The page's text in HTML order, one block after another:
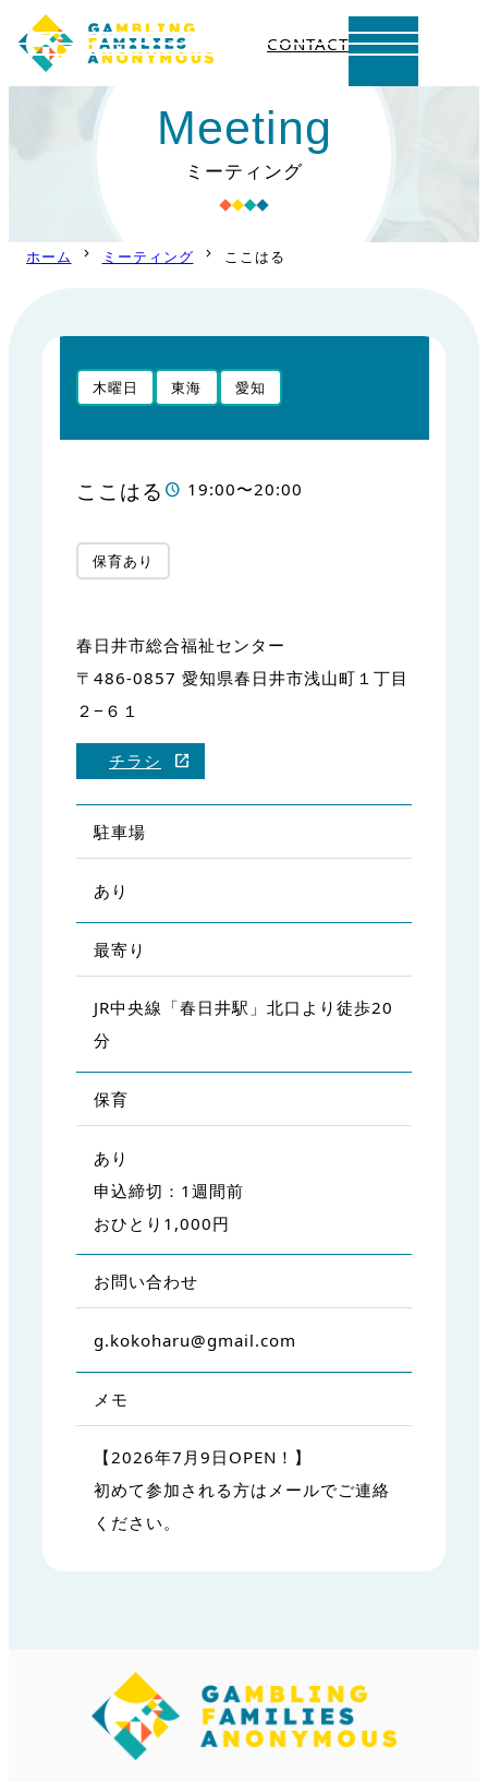
CONTACT
Meeting
ミーティング
ホーム ミーティング ここはる
木曜日 東海 愛知
ここはる 19:00〜20:00
保育あり
春日井市総合福祉センター
〒486-0857 愛知県春日井市浅山町１丁目
２−６１
チラシ
駐車場
あり
最寄り
JR中央線「春日井駅」北口より徒歩20
分
保育
あり
申込締切：1週間前
おひとり1,000円
お問い合わせ
g.kokoharu@gmail.com
メモ
【2026年7月9日OPEN！】
初めて参加される方はメールでご連絡
ください。